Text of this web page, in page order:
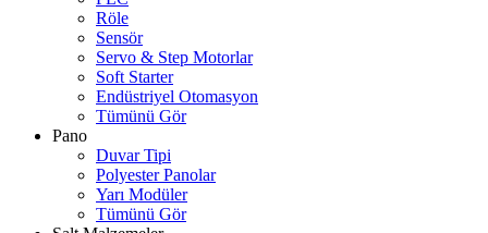
Röle
Sensör
Servo & Step Motorlar
Soft Starter
Endüstriyel Otomasyon
Tümünü Gör
Pano
Duvar Tipi
Polyester Panolar
Yarı Modüler
Tümünü Gör